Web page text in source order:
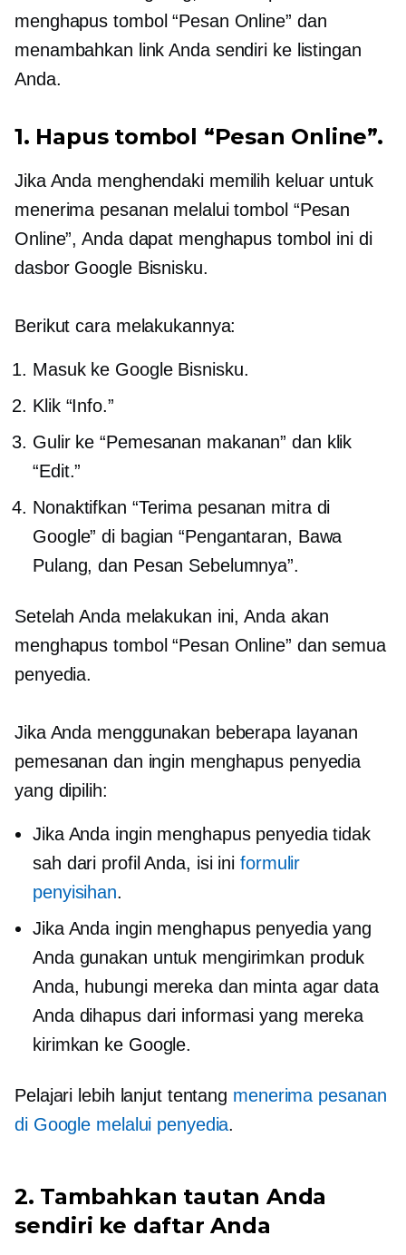
menghapus tombol “Pesan Online” dan
menambahkan link Anda sendiri ke listingan
Anda.
1. Hapus tombol “Pesan Online”.
Jika Anda menghendaki memilih keluaruntuk
menerima pesanan melalui tombol “Pesan
Online”, Anda dapat menghapus tombol ini di
dasbor Google Bisnisku.
Berikut cara melakukannya:
Masuk ke Google Bisnisku.
Klik “Info.”
Gulir ke “Pemesanan makanan” dan klik
“Edit.”
Nonaktifkan “Terima pesanan mitra di
Google” di bagian “Pengantaran, Bawa
Pulang, dan Pesan Sebelumnya”.
Setelah Anda melakukan ini, Anda akan
menghapus tombol “Pesan Online” dan semua
penyedia.
Jika Anda menggunakan beberapa layanan
pemesanan dan ingin menghapus penyedia
yang dipilih:
Jika Anda ingin menghapus penyedia tidak
sah dari profil Anda, isi ini formulir
penyisihan.
Jika Anda ingin menghapus penyedia yang
Anda gunakan untuk mengirimkan produk
Anda, hubungi mereka dan minta agar data
Anda dihapus dari informasi yang mereka
kirimkan ke Google.
Pelajari lebih lanjut tentang menerima pesanan
di Google melalui penyedia.
2. Tambahkan tautan Anda
sendiri ke daftar Anda